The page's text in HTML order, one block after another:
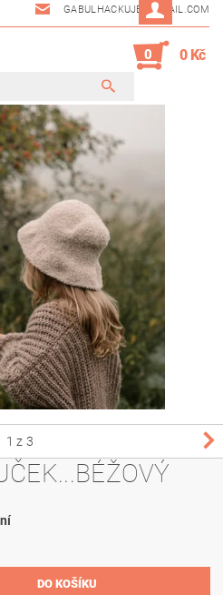
GABULHACKUJE@GMAIL.COM
0 0 Kč
1 z 3